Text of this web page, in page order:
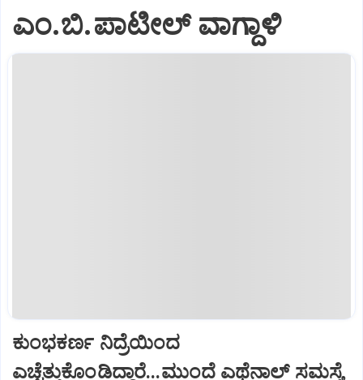
ಎಂ.ಬಿ.ಪಾಟೀಲ್ ವಾಗ್ದಾಳಿ
ಕುಂಭಕರ್ಣ ನಿದ್ರೆಯಿಂದ
ಎಚ್ಚೆತ್ತುಕೊಂಡಿದ್ದಾರೆ...ಮುಂದೆ ಎಥೆನಾಲ್ ಸಮಸ್ಯೆ